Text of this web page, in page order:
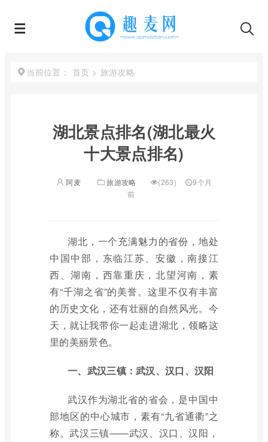
当前位置： 首页 > 旅游攻略
湖北景点排名(湖北最火
十大景点排名)
阿麦 旅游攻略 (263)
9个月
前
湖北，一个充满魅力的省份，地处
中国中部，东临江苏、安徽，南接江
西、湖南，西靠重庆，北望河南，素
有“千湖之省”的美誉。这里不仅有丰富
的历史文化，还有壮丽的自然风光。今
天，就让我带你一起走进湖北，领略这
里的美丽景色。
一、武汉三镇：武汉、汉口、汉阳
武汉作为湖北省的省会，是中国中
部地区的中心城市，素有“九省通衢”之
称。武汉三镇——武汉、汉口、汉阳，